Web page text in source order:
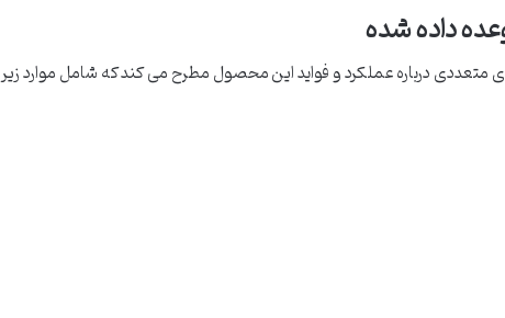
داده شده
درباره عملکرد و فواید این محصول مطرح می کند که شامل موارد زیر